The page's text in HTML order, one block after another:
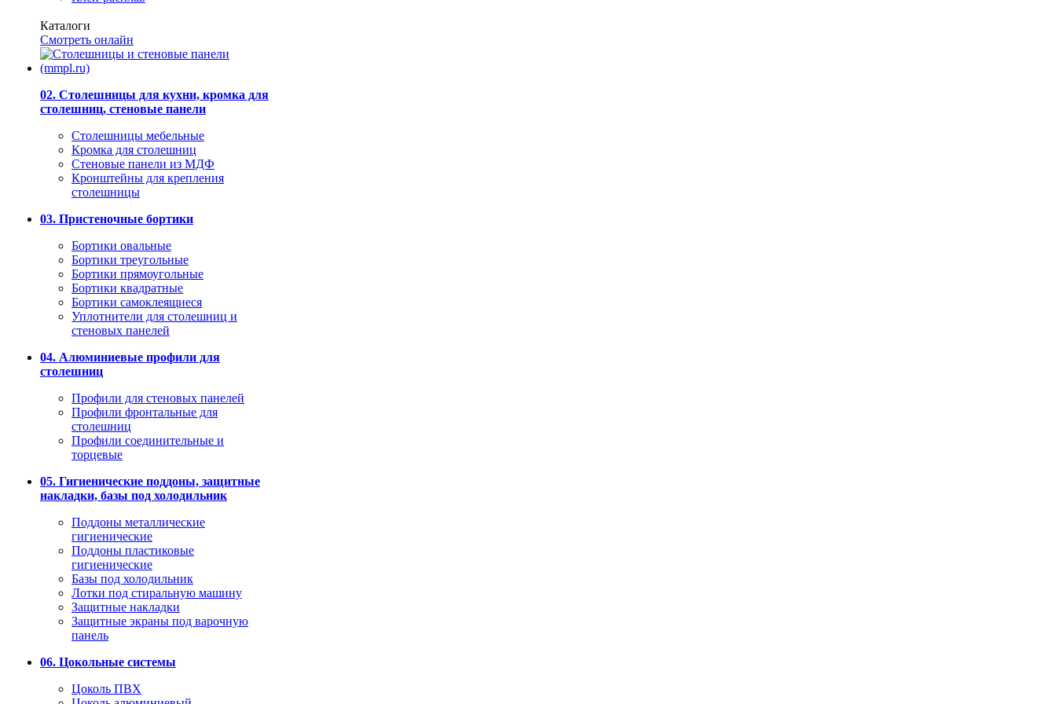
Каталоги
Смотреть онлайн
02. Столешницы для кухни, кромка для
столешниц, стеновые панели
Столешницы мебельные
Кромка для столешниц
Стеновые панели из МДФ
Кронштейны для крепления
столешницы
03. Пристеночные бортики
Бортики овальные
Бортики треугольные
Бортики прямоугольные
Бортики квадратные
Бортики самоклеящиеся
Уплотнители для столешниц и
стеновых панелей
04. Алюминиевые профили для
столешниц
Профили для стеновых панелей
Профили фронтальные для
столешниц
Профили соединительные и
торцевые
05. Гигиенические поддоны, защитные
накладки, базы под холодильник
Поддоны металлические
гигиенические
Поддоны пластиковые
гигиенические
Базы под холодильник
Лотки под стиральную машину
Защитные накладки
Защитные экраны под варочную
панель
06. Цокольные системы
Цоколь ПВХ